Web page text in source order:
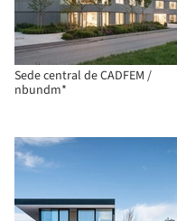
Sede central de CADFEM /
nbundm*